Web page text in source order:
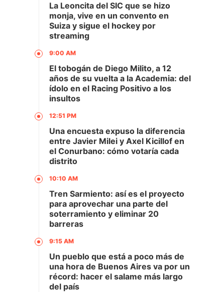
La Leoncita del SIC que se hizo
monja, vive en un convento en
Suiza y sigue el hockey por
streaming
9:00 AM
El tobogán de Diego Milito, a 12
años de su vuelta a la Academia: del
ídolo en el Racing Positivo a los
insultos
12:51 PM
Una encuesta expuso la diferencia
entre Javier Milei y Axel Kicillof en
el Conurbano: cómo votaría cada
distrito
10:10 AM
Tren Sarmiento: así es el proyecto
para aprovechar una parte del
soterramiento y eliminar 20
barreras
9:15 AM
Un pueblo que está a poco más de
una hora de Buenos Aires va por un
récord: hacer el salame más largo
del país